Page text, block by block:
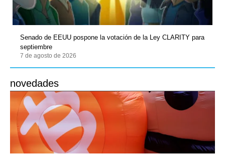
Senado de EEUU pospone la votación de la Ley CLARITY para
septiembre
7 de agosto de 2026
novedades